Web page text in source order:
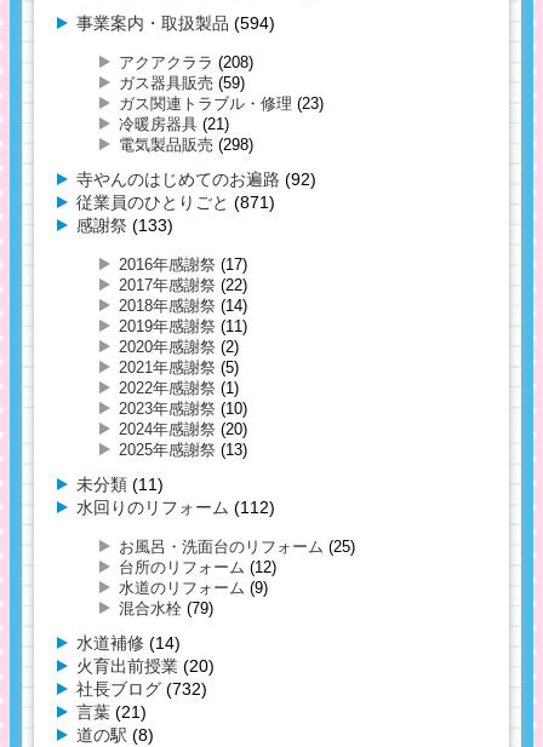
事業案内・取扱製品 (594)
アクアクララ (208)
ガス器具販売 (59)
ガス関連トラブル・修理 (23)
冷暖房器具 (21)
電気製品販売 (298)
寺やんのはじめてのお遍路 (92)
従業員のひとりごと (871)
感謝祭 (133)
2016年感謝祭 (17)
2017年感謝祭 (22)
2018年感謝祭 (14)
2019年感謝祭 (11)
2020年感謝祭 (2)
2021年感謝祭 (5)
2022年感謝祭 (1)
2023年感謝祭 (10)
2024年感謝祭 (20)
2025年感謝祭 (13)
未分類 (11)
水回りのリフォーム (112)
お風呂・洗面台のリフォーム (25)
台所のリフォーム (12)
水道のリフォーム (9)
混合水栓 (79)
水道補修 (14)
火育出前授業 (20)
社長ブログ (732)
言葉 (21)
道の駅 (8)